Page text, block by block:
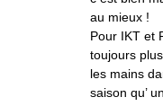
au mieux !
Pour IKT et
toujours
les mains
saison qu’